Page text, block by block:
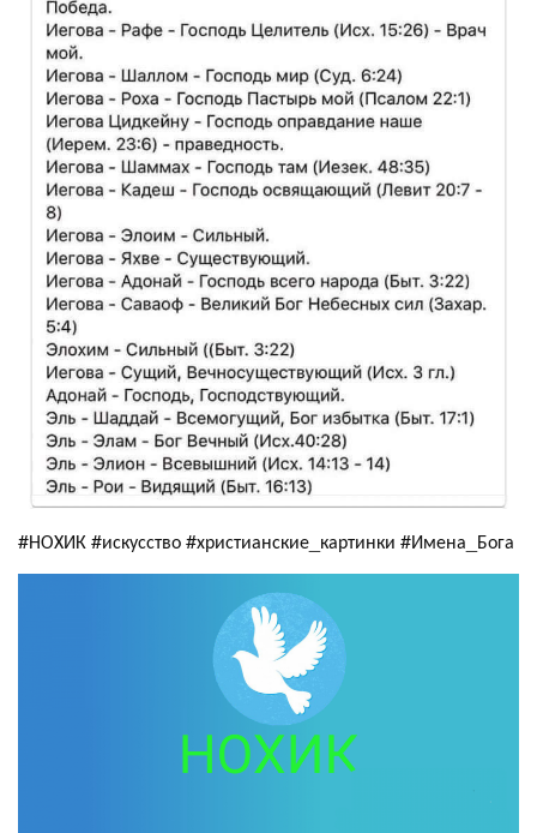
#НОХИК #искусство #христианские_картинки #Имена_Бога